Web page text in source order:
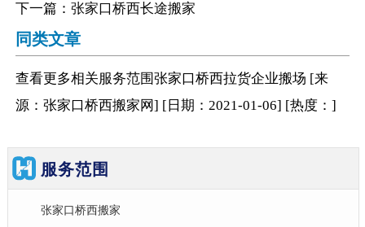
下一篇： 张家口桥西长途搬家
同类文章
查看更多相关服务范围张家口桥西拉货企业搬场 [来
源：张家口桥西搬家网] [日期：2021-01-06] [热度： ]
服务范围
张家口桥西搬家